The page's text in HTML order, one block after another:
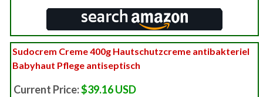
Sudocrem Creme 400g Hautschutzcreme antibakteriel
Babyhaut Pflege antiseptisch
Current Price:$39.16 USD